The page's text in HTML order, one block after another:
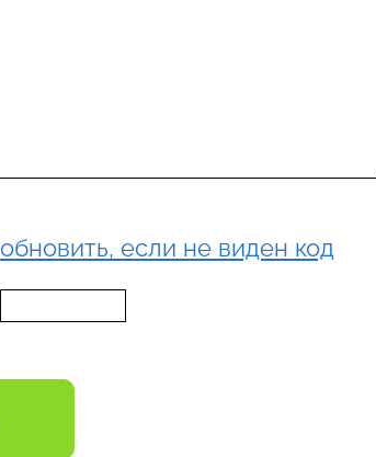
обновить, если не виден код